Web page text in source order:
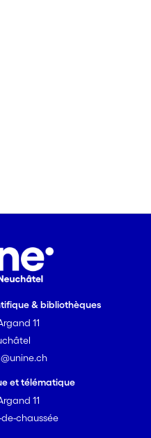
& bibliothèques
11
et télématique
11
chaussée